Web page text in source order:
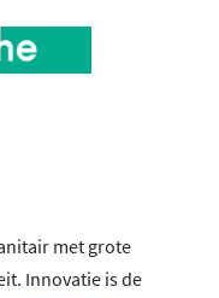
met grote
Innovatie is de